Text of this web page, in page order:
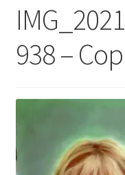
Panier
938 –